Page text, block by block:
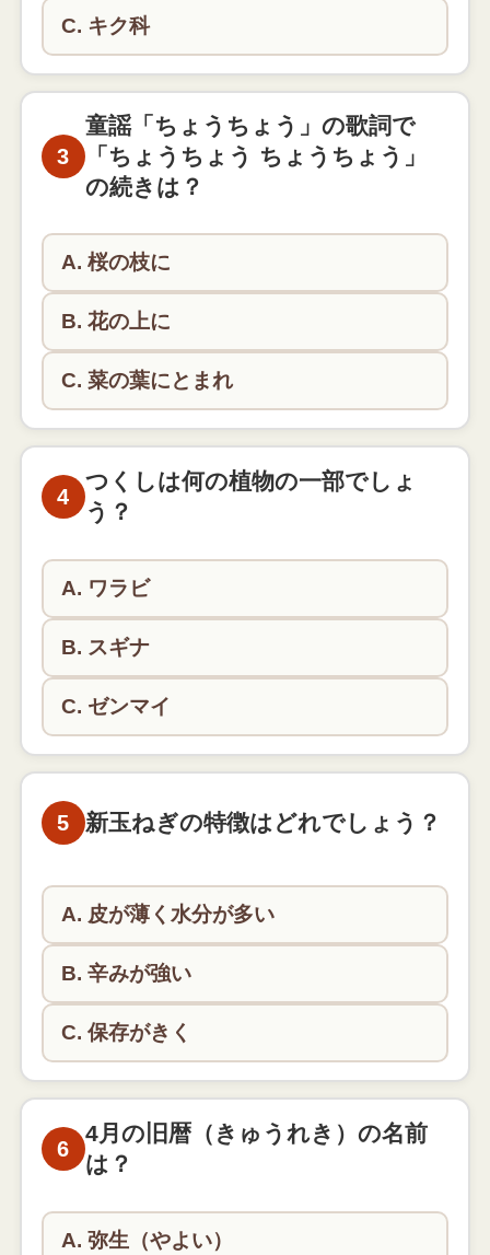
C. キク科
タケノコはイネ科の植物です。竹の若い芽がタケノ
コとして食べられます。
3
童謡「ちょうちょう」の歌詞で
「ちょうちょう ちょうちょう」
の続きは？
A. 桜の枝に
B. 花の上に
C. 菜の葉にとまれ
正解は「菜の葉にとまれ」です。春を代表する童謡
のひとつですね。
4
つくしは何の植物の一部でしょ
う？
A. ワラビ
B. スギナ
C. ゼンマイ
つくしはスギナの胞子茎（ほうしけい）です。春の
野原でよく見かけます。
5 新玉ねぎの特徴はどれでしょう？
A. 皮が薄く水分が多い
B. 辛みが強い
C. 保存がきく
新玉ねぎは皮が薄くて水分が多く、生でもおいしく
食べられます。
6
4月の旧暦（きゅうれき）の名前
は？
A. 弥生（やよい）